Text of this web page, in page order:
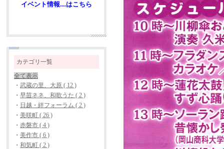
イベント情報....はこちら
カテゴリ一覧
全て表示
・ 武蔵の里、大原 ( 12 )
・ 早苗ネネ、和歌うた ( 2 )
・ 日越・絆フォーラム ( 2 )
・ 美咲町 ( 26 )
・ 赤磐市 ( 4 )
・ 美作市 ( 6 )
・ 和気町 ( 2 )